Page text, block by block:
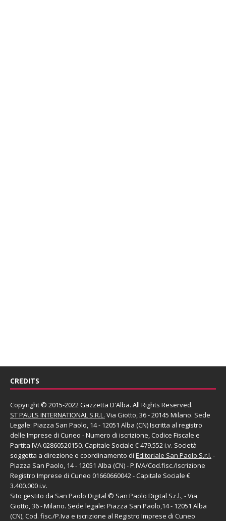
CREDITS
Copyright © 2015-2022 Gazzetta D'Alba. All Rights Reserved.
ST PAULS INTERNATIONAL S.R.L. Via Giotto, 36 - 20145 Milano. Sede
Legale: Piazza San Paolo, 14 - 12051 Alba (CN) Iscritta al registro
delle Imprese di Cuneo - Numero di iscrizione, Codice Fiscale e
Partita IVA 02860520150. Capitale Sociale € 479.552 i.v. Società
soggetta a direzione e coordinamento di Editoriale San Paolo S.r.l. -
Piazza San Paolo, 14 - 12051 Alba (CN) - P.IVA/Cod.fisc./Iscrizione
Registro Imprese di Cuneo 01660660042 - Capitale Sociale €
3.400.000 i.v.
Sito gestito da San Paolo Digital © San Paolo Digital S.r.l., - Via
Giotto, 36 - Milano. Sede legale: Piazza San Paolo,14 - 12051 Alba
(CN), Cod. fisc./P.Iva e iscrizione al Registro Imprese di Cuneo